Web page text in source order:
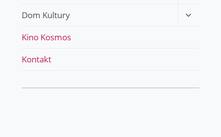
Dom Kultury
Przełącz
Kino Kosmos
Kontakt